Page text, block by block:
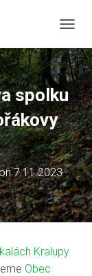
spolku
7.11.2023
Kralupy
Obec